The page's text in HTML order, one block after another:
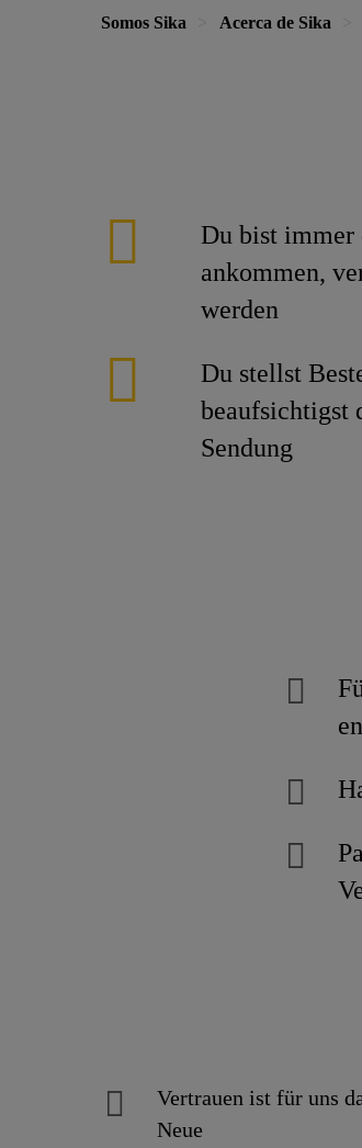
Somos Sika Acerca de Sika
Du bist immer
ankommen,
werden
Du stellst
beaufsichtigst
Sendung
Vertrauen ist für uns
Neue